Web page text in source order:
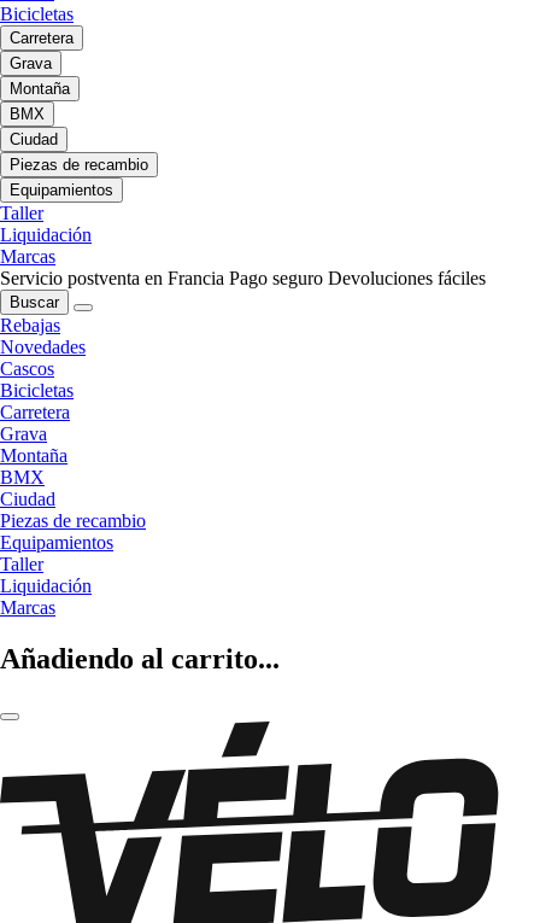
Bicicletas
Carretera
Grava
Montaña
BMX
Ciudad
Piezas de recambio
Equipamientos
Taller
Liquidación
Marcas
Servicio postventa en Francia Pago seguro Devoluciones fáciles
Buscar
Rebajas
Novedades
Cascos
Bicicletas
Carretera
Grava
Montaña
BMX
Ciudad
Piezas de recambio
Equipamientos
Taller
Liquidación
Marcas
Añadiendo al carrito...